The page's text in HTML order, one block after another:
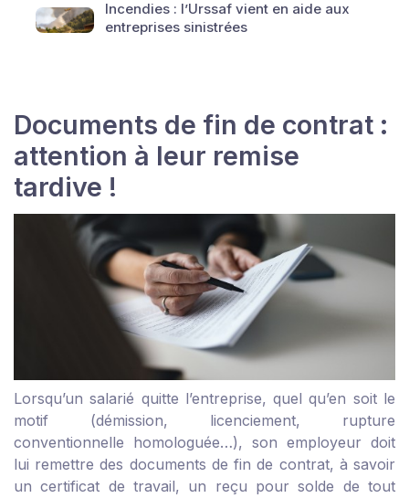
Incendies : l’Urssaf vient en aide aux
entreprises sinistrées
Documents de fin de contrat :
attention à leur remise
tardive !
Lorsqu’un salarié quitte l’entreprise, quel qu’en soit le
motif (démission, licenciement, rupture
conventionnelle homologuée…), son employeur doit
lui remettre des documents de fin de contrat, à savoir
un certificat de travail, un reçu pour solde de tout